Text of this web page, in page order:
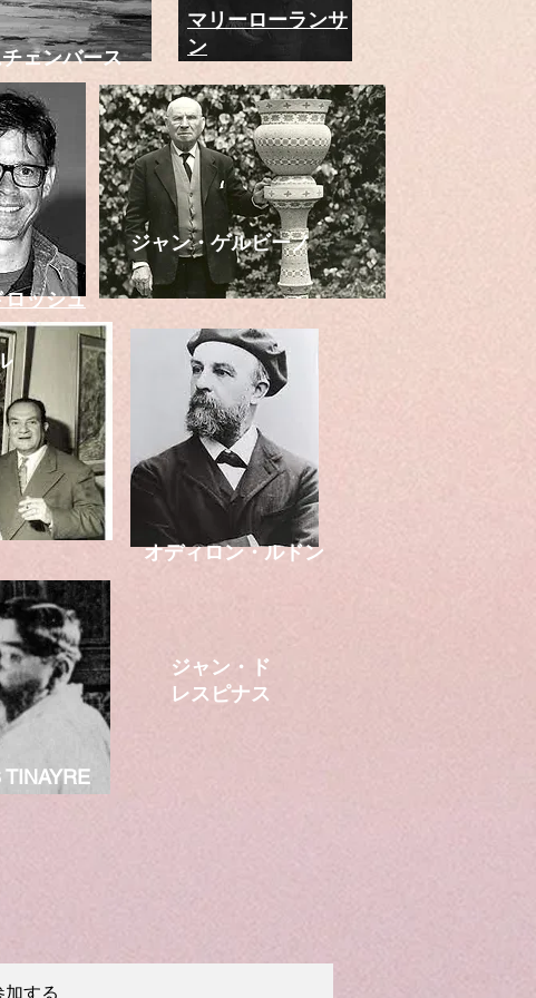
ェンバース
マリーローランサ
ン
ロッシュ
ジャン・ゲルビーノ
オディロン・ルドン
ジャン・ド
レスピナス
TINAYRE
加する